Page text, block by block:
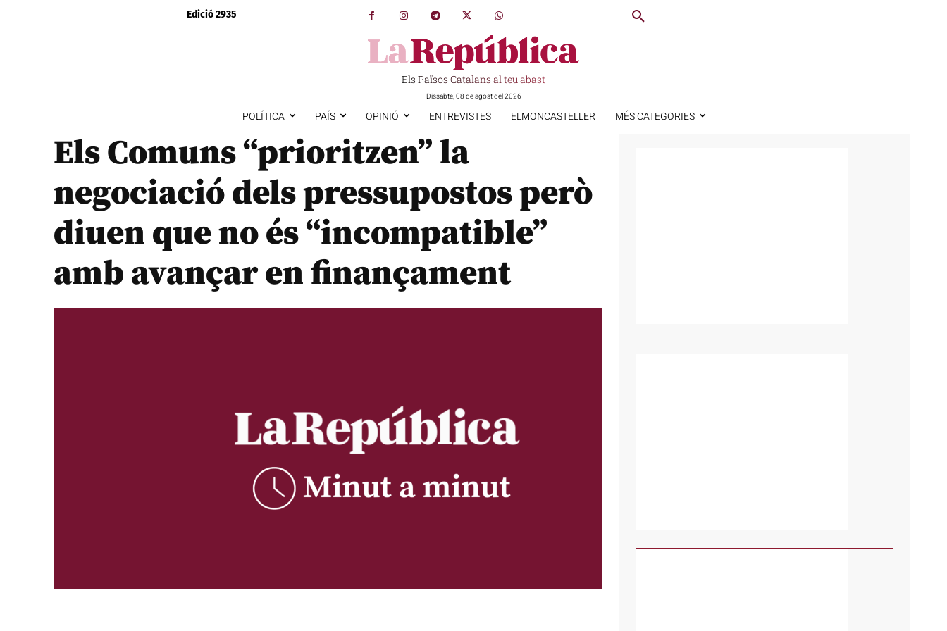
Edició 2935
Els Països Catalans al teu abast
Dissabte, 08 de agost del 2026
POLÍTICA PAÍS OPINIÓ ENTREVISTES ELMONCASTELLER MÉS CATEGORIES
Els Comuns “prioritzen” la
negociació dels pressupostos però
diuen que no és “incompatible”
amb avançar en finançament